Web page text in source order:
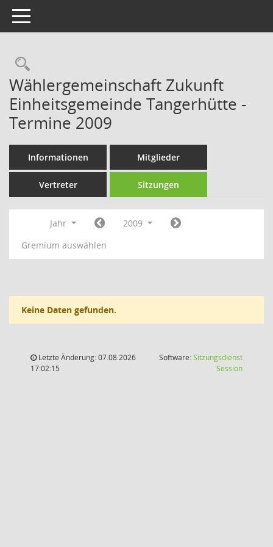
Toggle navigation
Rechercheauswahl
Wählergemeinschaft Zukunft
Einheitsgemeinde Tangerhütte -
Termine 2009
Informationen Mitglieder
Vertreter Sitzungen
Jahr
2009
Gremium auswählen
Keine Daten gefunden.
Letzte Änderung: 07.08.2026
17:02:15
Software:Sitzungsdienst
Session(Wird in